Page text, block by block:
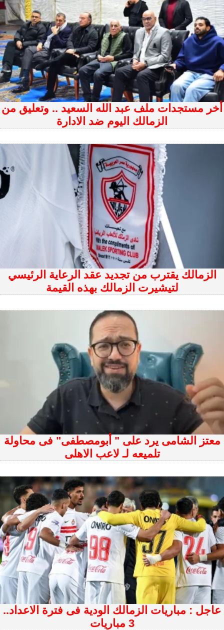
أخر مستجدات ملف عبد الله السعيد .. وتعليق من
الزمالك اليوم ضد الادارة
الزمالك يقترب من تجديد عقد الرعاية الرئيسي
لتيشيرت الزمالك بهذه القيمة
معتز الشامى يرد على " أبومصطفى" فى محاولة
تلميعه لـ لاعب الاهلى
عاجل : مباريات الزمالك الودية فى فترة الاعداد..
3 مباريات